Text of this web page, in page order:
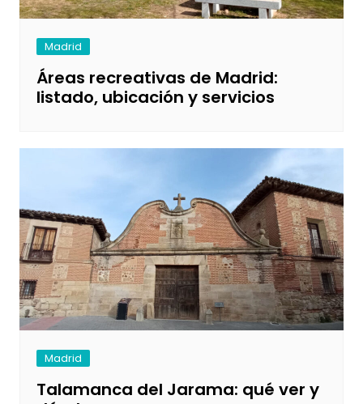
Madrid
Áreas recreativas de Madrid:
listado, ubicación y servicios
Madrid
Talamanca del Jarama: qué ver y